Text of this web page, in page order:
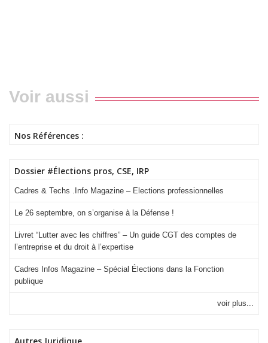
Voir aussi
Nos Références :
Dossier #Élections pros, CSE, IRP
Cadres & Techs .Info Magazine – Elections professionnelles
Le 26 septembre, on s’organise à la Défense !
Livret “Lutter avec les chiffres” – Un guide CGT des comptes de
l’entreprise et du droit à l’expertise
Cadres Infos Magazine – Spécial Élections dans la Fonction
publique
voir plus...